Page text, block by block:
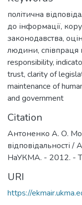
політична
до інформації,
законодавства,
людини, співпраця
responsibility,
trust, clarity of
maintenance of
and government
Citation
Антоненко А. О.
відповідальності
НаУКМА. - 2012. -
URI
https://